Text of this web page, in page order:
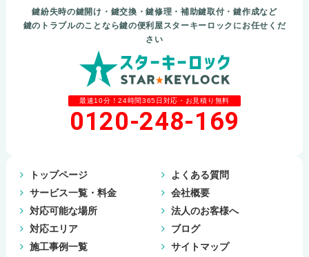
鍵紛失時の鍵開け・鍵交換・鍵修理・補助鍵取付・鍵作成など
鍵のトラブルのことなら鍵の便利屋スターキーロックにお任せくだ
さい
最速10分！24時間365日対応・お見積り無料
0120-248-169
トップページ
サービス一覧・料金
対応可能な場所
対応エリア
施工事例一覧
よくある質問
会社概要
法人のお客様へ
ブログ
サイトマップ